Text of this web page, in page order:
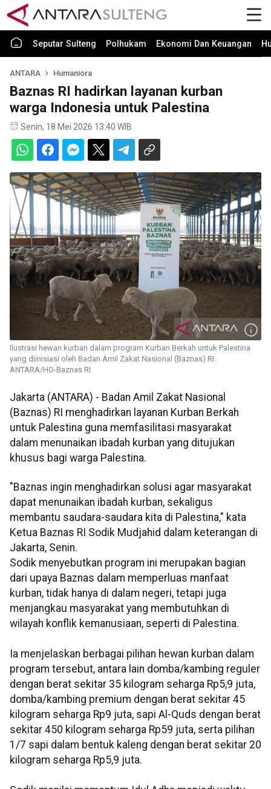
Seputar Sulteng Polhukam Ekonomi Dan Keuangan
ANTARA Humaniora
Baznas RI hadirkan layanan kurban
warga Indonesia untuk Palestina
Senin, 18 Mei 2026 13:40 WIB
Ilustrasi hewan kurban dalam program Kurban Berkah untuk Palestina
yang diinisiasi oleh Badan Amil Zakat Nasional (Baznas) RI.
ANTARA/HO-Baznas RI
Jakarta (ANTARA) - Badan Amil Zakat Nasional
(Baznas) RI menghadirkan layanan Kurban Berkah
untuk Palestina guna memfasilitasi masyarakat
dalam menunaikan ibadah kurban yang ditujukan
khusus bagi warga Palestina.
"Baznas ingin menghadirkan solusi agar masyarakat
dapat menunaikan ibadah kurban, sekaligus
membantu saudara-saudara kita di Palestina," kata
Ketua Baznas RI Sodik Mudjahid dalam keterangan di
Jakarta, Senin.
Sodik menyebutkan program ini merupakan bagian
dari upaya Baznas dalam memperluas manfaat
kurban, tidak hanya di dalam negeri, tetapi juga
menjangkau masyarakat yang membutuhkan di
wilayah konflik kemanusiaan, seperti di Palestina.
Ia menjelaskan berbagai pilihan hewan kurban dalam
program tersebut, antara lain domba/kambing reguler
dengan berat sekitar 35 kilogram seharga Rp5,9 juta,
domba/kambing premium dengan berat sekitar 45
kilogram seharga Rp9 juta, sapi Al-Quds dengan berat
sekitar 450 kilogram seharga Rp59 juta, serta pilihan
1/7 sapi dalam bentuk kaleng dengan berat sekitar 20
kilogram seharga Rp5,9 juta.